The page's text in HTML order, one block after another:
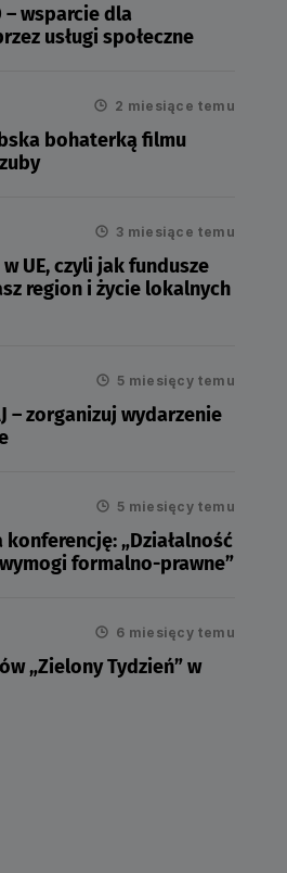
– wsparcie dla
usługi społeczne
2 miesiące temu
bohaterką filmu
3 miesiące temu
UE, czyli jak fundusze
region i życie lokalnych
5 miesięcy temu
– zorganizuj wydarzenie
5 miesięcy temu
konferencję: „Działalność
formalno-prawne”
6 miesięcy temu
„Zielony Tydzień” w